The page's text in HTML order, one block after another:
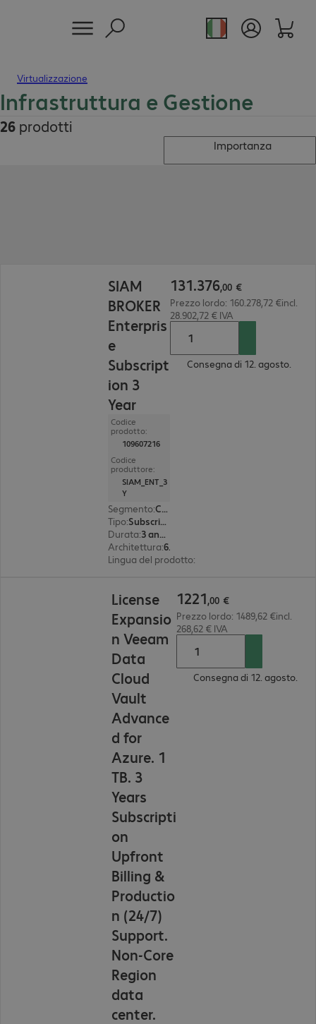
Virtualizzazione
Infrastruttura e Gestione
26 prodotti
Importanza
SIAM
BROKER
Enterpris
e
Subscript
ion 3
Year
Codice
prodotto:
109607216
Codice
produttore:
SIAM_ENT_3
Y
Segmento:
Corporate
Tipo:
Subscription
Durata:
3 anno(i)
Architettura: 64 bit
Lingua del prodotto:
131.376,00 €
Prezzo lordo: 160.278,72 €incl.
28.902,72 € IVA
Consegna di 12. agosto.
License
Expansio
n Veeam
Data
Cloud
Vault
Advance
d for
Azure. 1
TB. 3
Years
Subscripti
on
Upfront
Billing &
Productio
n (24/7)
Support.
Non-Core
Region
data
center.
1221,00 €
Prezzo lordo: 1489,62 €incl.
268,62 € IVA
Consegna di 12. agosto.